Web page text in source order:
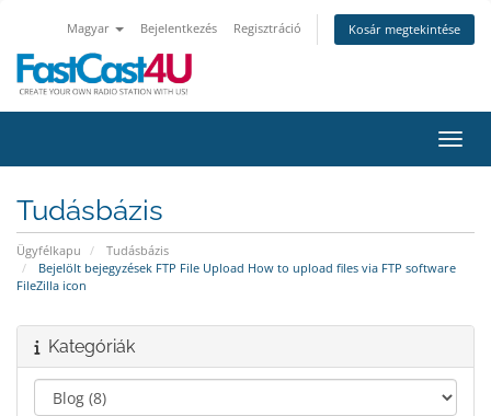
Magyar Bejelentkezés Regisztráció Kosár megtekintése
Tudásbázis
Ügyfélkapu
Tudásbázis
Bejelölt bejegyzések FTP File Upload How to upload files via FTP software
FileZilla icon
Kategóriák